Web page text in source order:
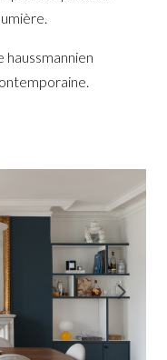
haussmannien